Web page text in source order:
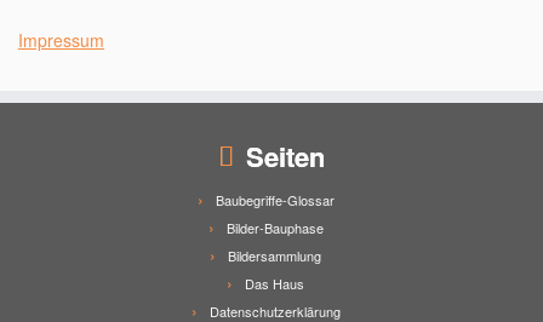
Impressum
Seiten
Baubegriffe-Glossar
Bilder-Bauphase
Bildersammlung
Das Haus
Datenschutzerklärung